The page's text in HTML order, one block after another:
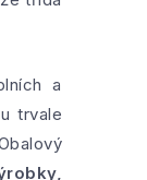
a
trvale